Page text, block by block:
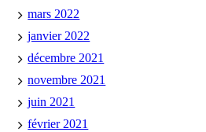
mars 2022
janvier 2022
décembre 2021
novembre 2021
juin 2021
février 2021